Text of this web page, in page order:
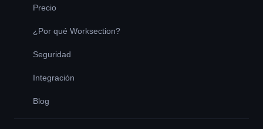
Precio
¿Por qué Worksection?
Seguridad
Integración
Blog